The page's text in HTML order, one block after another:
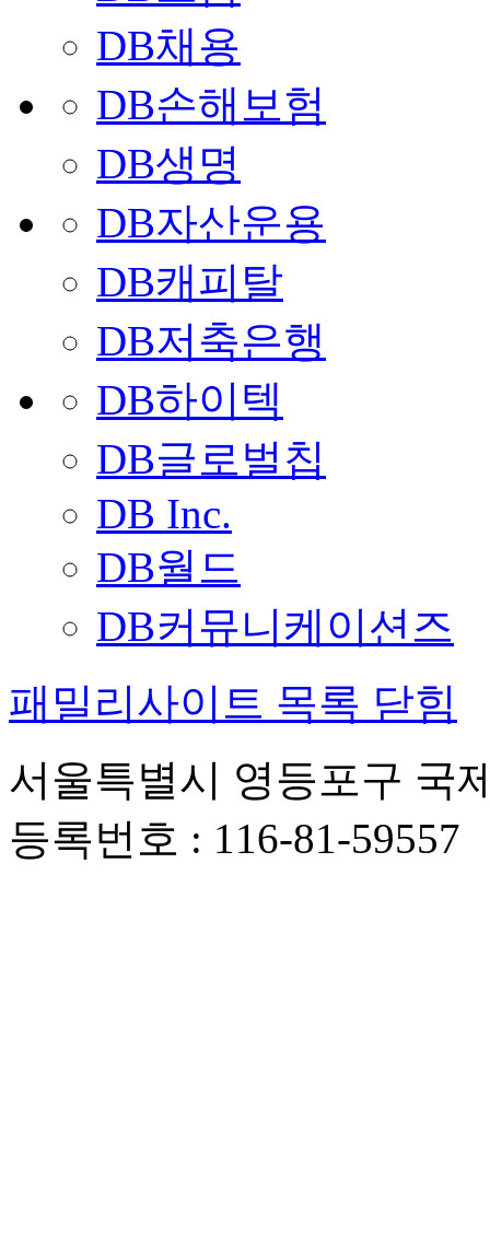
DB채용
DB손해보험
DB생명
DB자산운용
DB캐피탈
DB저축은행
DB하이텍
DB글로벌칩
DB Inc.
DB월드
DB커뮤니케이션즈
패밀리사이트 목록 닫힘
서울특별시 영등포구 국
등록번호 : 116-81-59557